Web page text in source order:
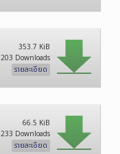
353.7 KiB
203 Downloads
รายละเอียด
66.5 KiB
233 Downloads
รายละเอียด